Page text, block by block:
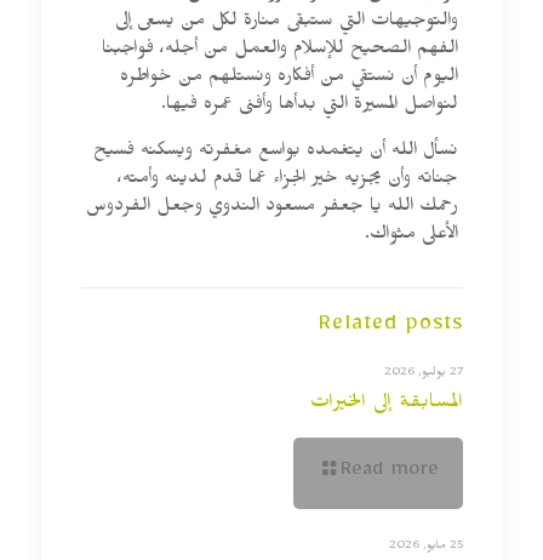
والتوجيهات التي ستبقى منارة لكل من يسعى إلى
الفهم الصحيح للإسلام والعمل من أجله، فواجبنا
اليوم أن نستقي من أفكاره ونستلهم من خواطره
لنواصل المسيرة التي بدأها وأفنى عمره فيها.
نسأل الله أن يتغمده بواسع مغفرته ويسكنه فسيح
جناته وأن يجزيه خير الجزاء عما قدم لدينه وأمته،
رحمك الله يا جعفر مسعود الندوي وجعل الفردوس
الأعلى مثواك.
Related posts
27 يوليو, 2026
المسابقة إلى الخيرات
Read more
25 مايو, 2026